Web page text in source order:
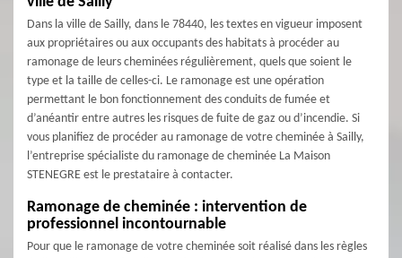
Dans la ville de Sailly, dans le 78440, les textes en vigueur imposent
aux propriétaires ou aux occupants des habitats à procéder au
ramonage de leurs cheminées régulièrement, quels que soient le
type et la taille de celles-ci. Le ramonage est une opération
permettant le bon fonctionnement des conduits de fumée et
d’anéantir entre autres les risques de fuite de gaz ou d’incendie. Si
vous planifiez de procéder au ramonage de votre cheminée à Sailly,
l’entreprise spécialiste du ramonage de cheminée La Maison
STENEGRE est le prestataire à contacter.
Ramonage de cheminée : intervention de
professionnel incontournable
Pour que le ramonage de votre cheminée soit réalisé dans les règles